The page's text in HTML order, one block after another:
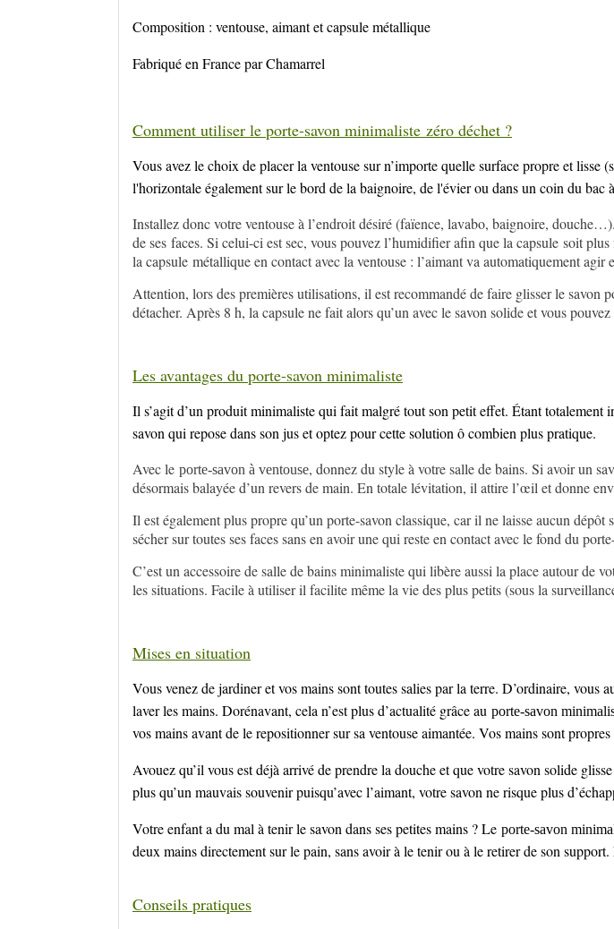
Composition : ventouse, aimant et capsule métallique
Fabriqué en France par Chamarrel
Comment utiliser le porte-savon minimaliste zéro déchet ?
Vous avez le choix de placer la ventouse sur n’importe quelle surface propre et lisse
l'horizontale également sur le bord de la baignoire, de l'évier ou dans un coin du bac
Installez donc votre ventouse à l’endroit désiré (faïence, lavabo, baignoire,
de ses faces. Si celui-ci est sec, vous pouvez l’humidifier afin que la capsule soit
la capsule métallique en contact avec la ventouse : l’aimant va automatiquement agir
Attention, lors des premières utilisations, il est recommandé de faire glisser le savon
détacher. Après 8 h, la capsule ne fait alors qu’un avec le savon solide et vous
Les avantages du porte-savon minimaliste
Il s’agit d’un produit minimaliste qui fait malgré tout son petit effet. Étant
savon qui repose dans son jus et optez pour cette solution ô combien plus pratique.
Avec le porte-savon à ventouse, donnez du style à votre salle de bains. Si avoir un
désormais balayée d’un revers de main. En totale lévitation, il attire l’œil et donne
Il est également plus propre qu’un porte-savon classique, car il ne laisse aucun
sécher sur toutes ses faces sans en avoir une qui reste en contact avec le fond du
C’est un accessoire de salle de bains minimaliste qui libère aussi la place autour de
les situations. Facile à utiliser il facilite même la vie des plus petits (sous la
Mises en situation
Vous venez de jardiner et vos mains sont toutes salies par la terre. D’ordinaire,
laver les mains. Dorénavant, cela n’est plus d’actualité grâce au porte-savon
vos mains avant de le repositionner sur sa ventouse aimantée. Vos mains sont
Avouez qu’il vous est déjà arrivé de prendre la douche et que votre savon solide
plus qu’un mauvais souvenir puisqu’avec l’aimant, votre savon ne risque plus
Votre enfant a du mal à tenir le savon dans ses petites mains ? Le porte-savon
deux mains directement sur le pain, sans avoir à le tenir ou à le retirer de son
Conseils pratiques